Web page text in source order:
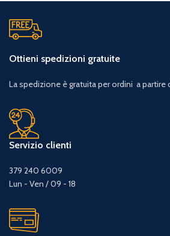
Ottieni spedizioni gratuite
La spedizione è gratuita per ordini a partire
Servizio clienti
379 240 6009
Lun - Ven / 09 - 18